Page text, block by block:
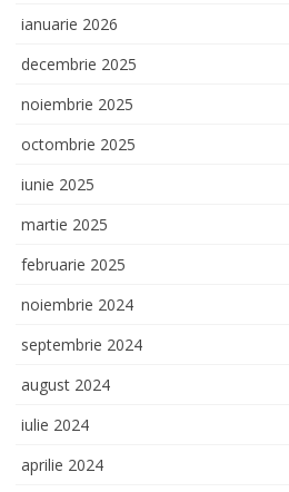
ianuarie 2026
decembrie 2025
noiembrie 2025
octombrie 2025
iunie 2025
martie 2025
februarie 2025
noiembrie 2024
septembrie 2024
august 2024
iulie 2024
aprilie 2024